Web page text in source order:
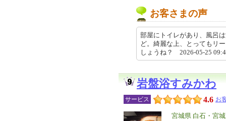
お客さまの声
部屋にトイレがあり、風呂
ど。綺麗な上、とってもリ
しょうね？ 2026-05-25
岩盤浴すみかわ
サービス 4.6 お
エ
宮城県 白石・宮